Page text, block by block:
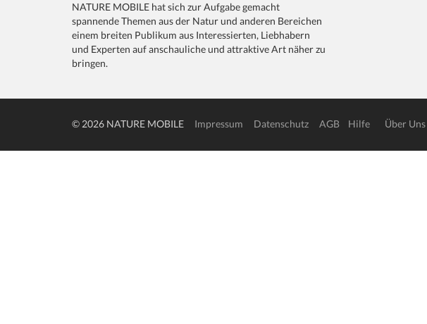
NATURE MOBILE hat sich zur Aufgabe gemacht
spannende Themen aus der Natur und anderen Bereichen
einem breiten Publikum aus Interessierten, Liebhabern
und Experten auf anschauliche und attraktive Art näher zu
bringen.
© 2026 NATURE MOBILE Impressum Datenschutz AGB Hilfe Über Uns